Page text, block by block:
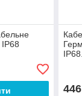
446